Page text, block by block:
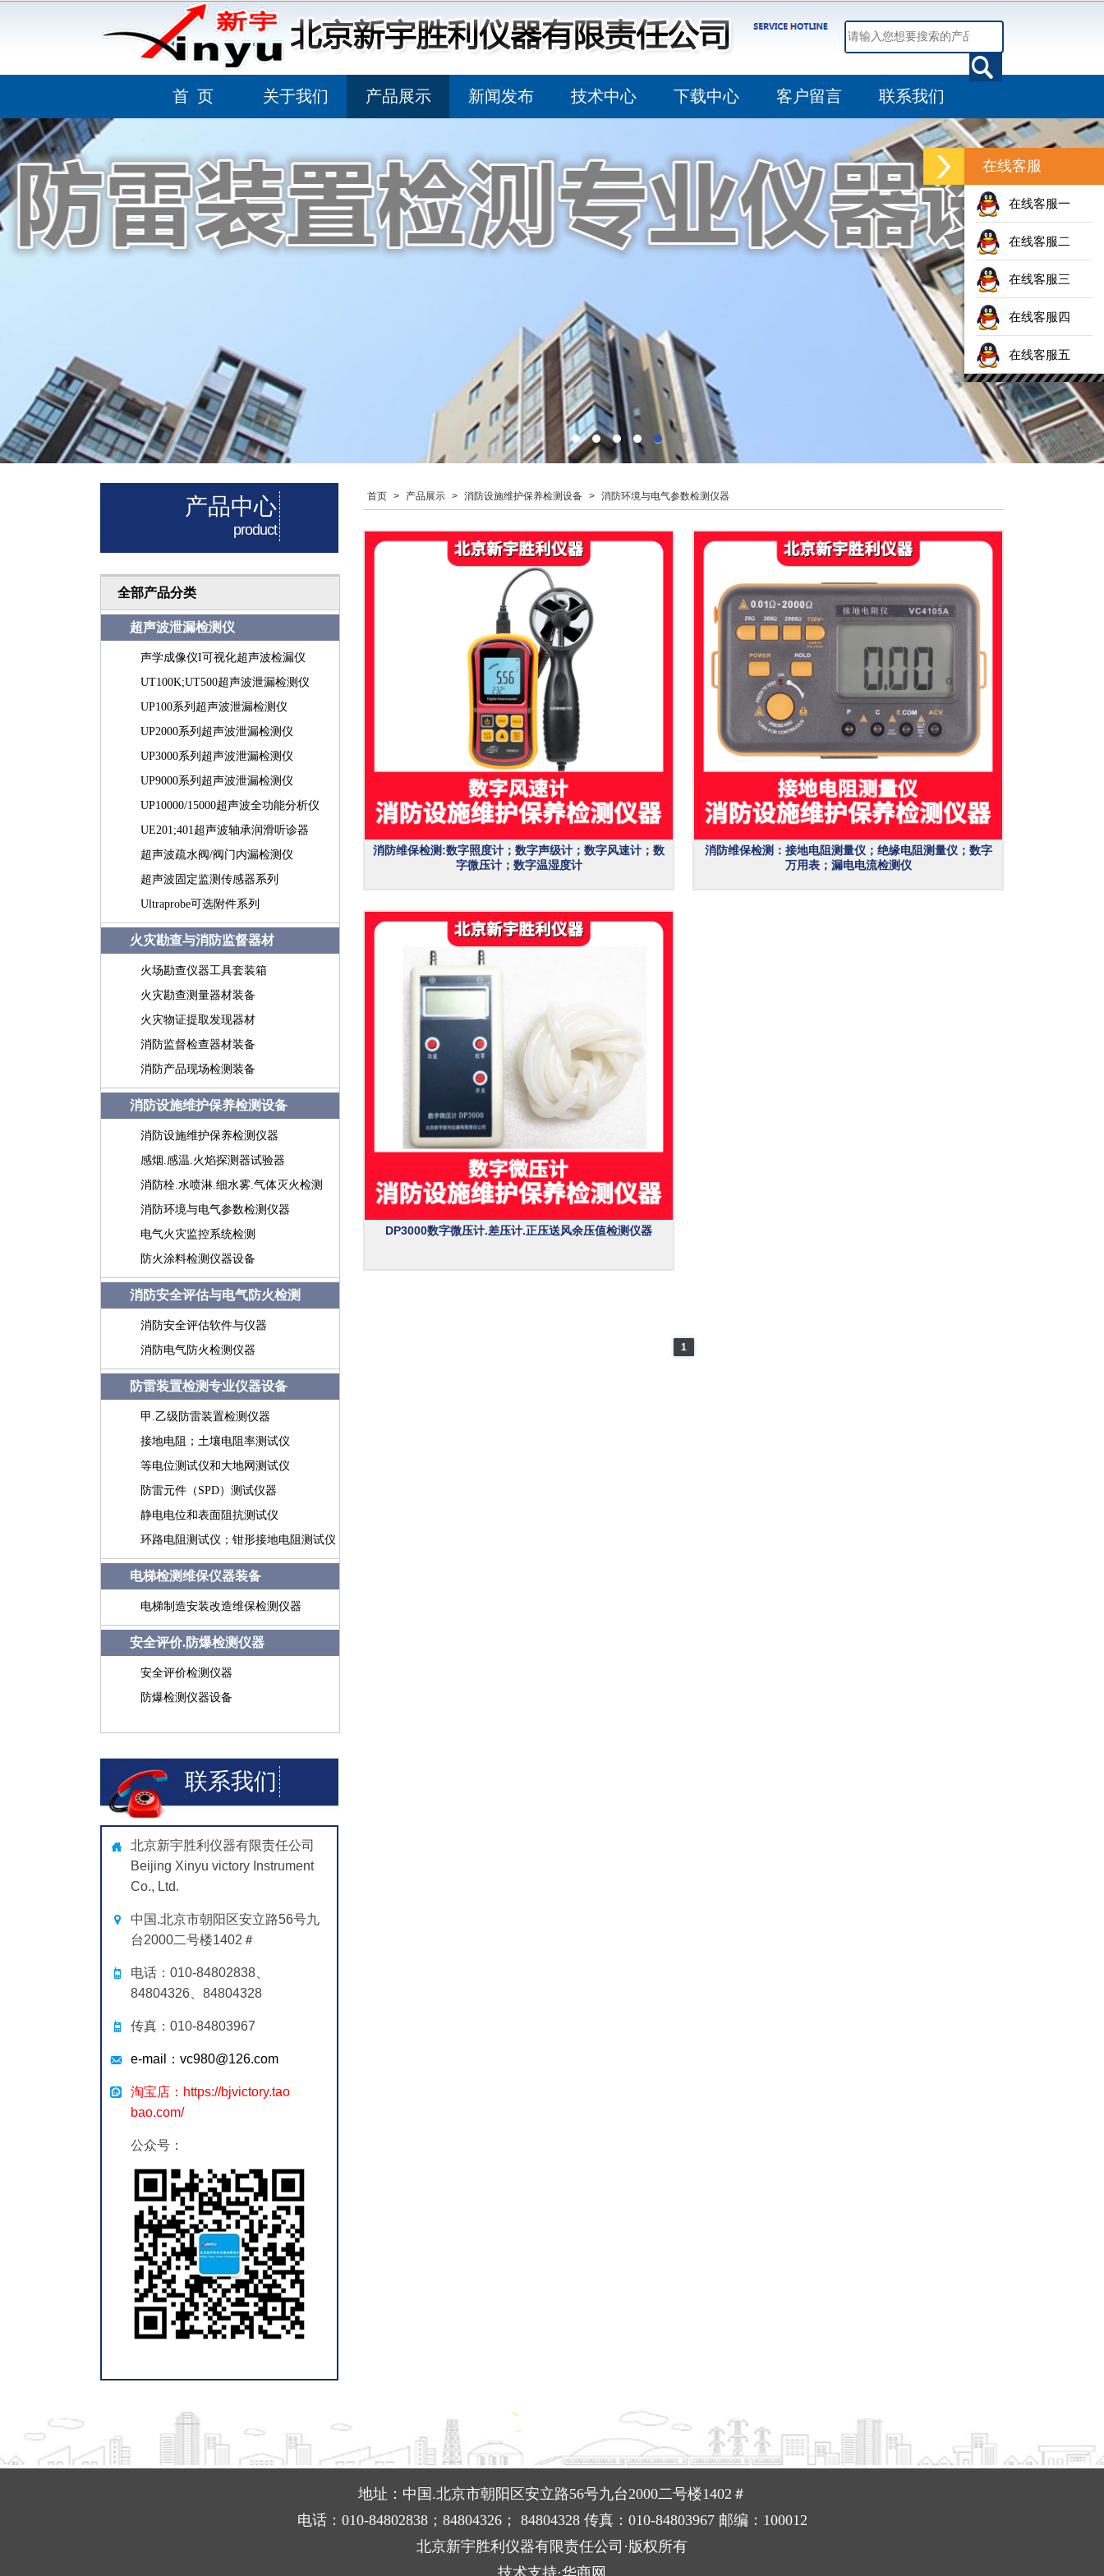
首 页 关于我们 产品展示 新闻发布 技术中心 下载中心 客户留言 联系我们
产品中心
product
全部产品分类
超声波泄漏检测仪
声学成像仪I可视化超声波检漏仪
UT100K;UT500超声波泄漏检测仪
UP100系列超声波泄漏检测仪
UP2000系列超声波泄漏检测仪
UP3000系列超声波泄漏检测仪
UP9000系列超声波泄漏检测仪
UP10000/15000超声波全功能分析仪
UE201;401超声波轴承润滑听诊器
超声波疏水阀/阀门内漏检测仪
超声波固定监测传感器系列
Ultraprobe可选附件系列
火灾勘查与消防监督器材
火场勘查仪器工具套装箱
火灾勘查测量器材装备
火灾物证提取发现器材
消防监督检查器材装备
消防产品现场检测装备
消防设施维护保养检测设备
消防设施维护保养检测仪器
感烟.感温.火焰探测器试验器
消防栓.水喷淋.细水雾.气体灭火检测
消防环境与电气参数检测仪器
电气火灾监控系统检测
防火涂料检测仪器设备
消防安全评估与电气防火检测
消防安全评估软件与仪器
消防电气防火检测仪器
防雷装置检测专业仪器设备
甲.乙级防雷装置检测仪器
接地电阻；土壤电阻率测试仪
等电位测试仪和大地网测试仪
防雷元件（SPD）测试仪器
静电电位和表面阻抗测试仪
环路电阻测试仪；钳形接地电阻测试仪
电梯检测维保仪器装备
电梯制造安装改造维保检测仪器
安全评价.防爆检测仪器
安全评价检测仪器
防爆检测仪器设备
联系我们
北京新宇胜利仪器有限责任公司
Beijing Xinyu victory Instrument
Co., Ltd.
中国.北京市朝阳区安立路56号九
台2000二号楼1402＃
电话：010-84802838、
84804326、84804328
传真：010-84803967
e-mail：vc980@126.com
淘宝店：https://bjvictory.tao
bao.com/
公众号：
首页 > 产品展示 > 消防设施维护保养检测设备 > 消防环境与电气参数检测仪器
消防维保检测:数字照度计；数字声级计；数字风速计；数
字微压计；数字温湿度计
消防维保检测：接地电阻测量仪；绝缘电阻测量仪；数字
万用表；漏电电流检测仪
DP3000数字微压计.差压计.正压送风余压值检测仪器
1
地址：中国.北京市朝阳区安立路56号九台2000二号楼1402＃
电话：010-84802838；84804326； 84804328 传真：010-84803967 邮编：100012
北京新宇胜利仪器有限责任公司·版权所有
技术支持·华商网
在线客服
在线客服一
在线客服二
在线客服三
在线客服四
在线客服五